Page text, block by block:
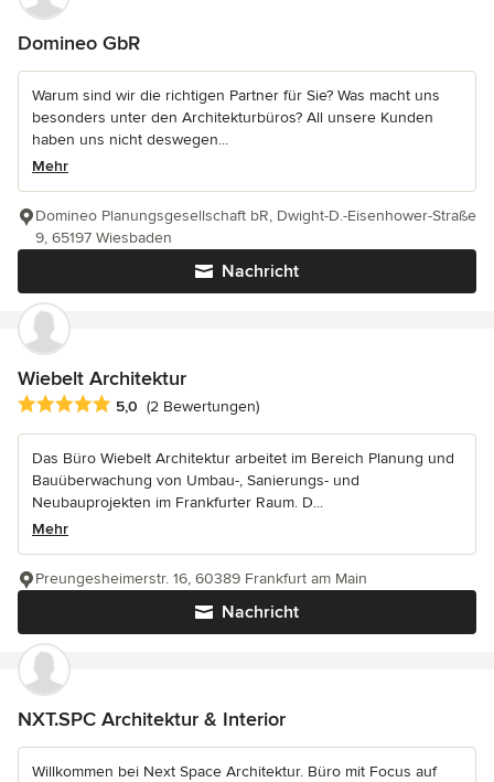
Domineo GbR
Warum sind wir die richtigen Partner für Sie? Was macht uns
besonders unter den Architekturbüros? All unsere Kunden
haben uns nicht deswegen...
Mehr
Nachricht
Domineo Planungsgesellschaft bR, Dwight-D.-Eisenhower-Straße
9, 65197 Wiesbaden
Wiebelt Architektur
Durchschnittliche Bewertung: 5 von 5 Sternen
5,0 (2 Bewertungen)
Das Büro Wiebelt Architektur arbeitet im Bereich Planung und
Bauüberwachung von Umbau-, Sanierungs- und
Neubauprojekten im Frankfurter Raum. D...
Mehr
Nachricht
Preungesheimerstr. 16, 60389 Frankfurt am Main
NXT.SPC Architektur & Interior
Willkommen bei Next Space Architektur. Büro mit Focus auf